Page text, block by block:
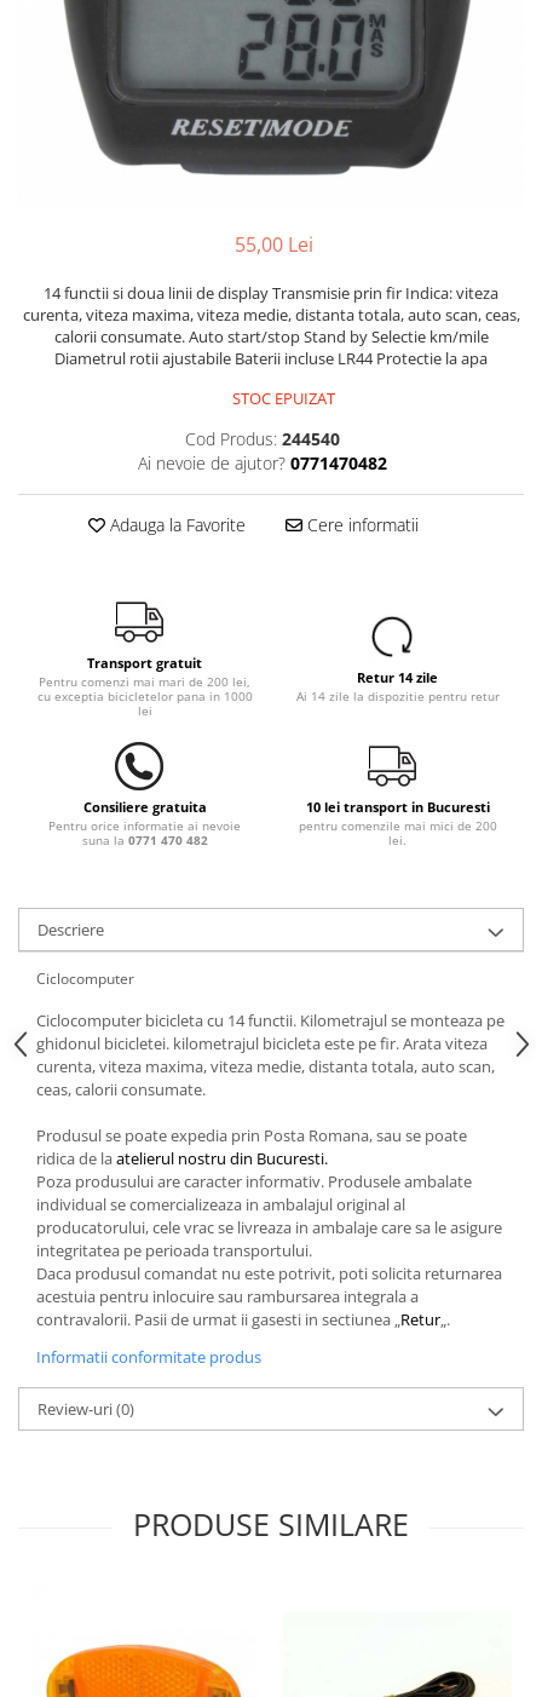
Reflectorizante
Roti ajutatoare
Lanturi
Manete schimbator
Mansoane & Ghidoline
Rulmenti
Saboti si placute
Schimbatoare fata
Tije
55,00 Lei
14 functii si doua linii de display Transmisie prin fir Indica: viteza
curenta, viteza maxima, viteza medie, distanta totala, auto scan, ceas,
calorii consumate. Auto start/stop Stand by Selectie km/mile
Diametrul rotii ajustabile Baterii incluse LR44 Protectie la apa
STOC EPUIZAT
Cod Produs: 244540
Ai nevoie de ajutor? 0771470482
Adauga la Favorite Cere informatii
Transport gratuit
Pentru comenzi mai mari de 200 lei,
cu exceptia bicicletelor pana in 1000
lei
Retur 14 zile
Ai 14 zile la dispozitie pentru retur
Consiliere gratuita
Pentru orice informatie ai nevoie
suna la 0771 470 482
10 lei transport in Bucuresti
pentru comenzile mai mici de 200
lei.
Descriere
Ciclocomputer
Ciclocomputer bicicleta cu 14 functii. Kilometrajul se monteaza pe
ghidonul bicicletei. kilometrajul bicicleta este pe fir. Arata viteza
curenta, viteza maxima, viteza medie, distanta totala, auto scan,
ceas, calorii consumate.
Produsul se poate expedia prin Posta Romana, sau se poate
ridica de laatelierul nostru din Bucuresti.
Poza produsului are caracter informativ. Produsele ambalate
individual se comercializeaza in ambalajul original al
producatorului, cele vrac se livreaza in ambalaje care sa le asigure
integritatea pe perioada transportului.
Daca produsul comandat nu este potrivit, poti solicita returnarea
acestuia pentru inlocuire sau rambursarea integrala a
contravalorii. Pasii de urmat ii gasesti in sectiunea „Retur„.
Informatii conformitate produs
Review-uri(0)
PRODUSE SIMILARE